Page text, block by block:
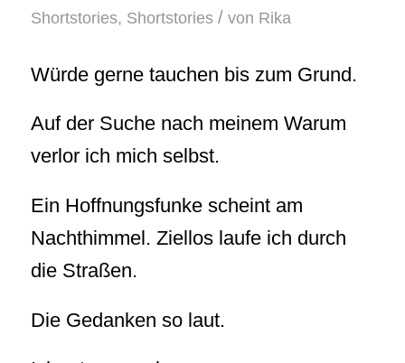
Shortstories, Shortstories / von Rika
Würde gerne tauchen bis zum Grund.
Auf der Suche nach meinem Warum
verlor ich mich selbst.
Ein Hoffnungsfunke scheint am
Nachthimmel. Ziellos laufe ich durch
die Straßen.
Die Gedanken so laut.